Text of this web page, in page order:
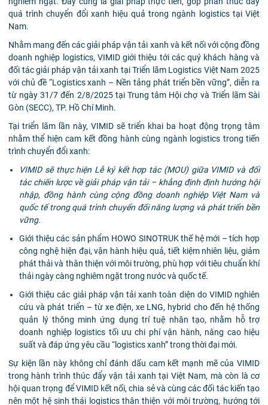
quá trình chuyển đổi xanh hiệu quả trong ngành logistics tại Việt
Nam.
Nhằm mang đến các giải pháp vận tải xanh và kết nối với cộng đồng
doanh nghiệp logistics, VIMID giới thiệu tới các quý khách hàng và
đối tác giải pháp vận tải xanh tại Triển lãm Logistics Việt Nam 2025
với chủ đề “Logistics xanh – Nền tảng phát triển bền vững”, diễn ra
từ ngày 31/7 đến 2/8/2025 tại Trung tâm Hội chợ và Triển lãm Sài
Gòn (SECC), TP. Hồ Chí Minh.
Tại triển lãm lần này, VIMID sẽ triển khai ba hoạt động trọng tâm
nhằm thể hiện cam kết đồng hành cùng ngành logistics trong tiến
trình chuyển đổi xanh:
VIMID sẽ thực hiện Lễ ký kết hợp tác (MOU) giữa VIMID và đối
tác chiến lược về giải pháp vận tải – khẳng định định hướng hội
nhập, đồng hành cùng cộng đồng doanh nghiệp Việt Nam và
quốc tế trong quá trình chuyển đổi năng lượng và phát triển bền
vững.
Giới thiệu các sản phẩm HOWO SINOTRUK thế hệ mới – tích hợp
công nghệ hiện đại, vận hành hiệu quả, tiết kiệm nhiên liệu, giảm
phát thải và thân thiện với môi trường, phù hợp với tiêu chuẩn khí
thải ngày càng nghiêm ngặt trong nước và quốc tế.
Giới thiệu các giải pháp vận tải xanh toàn diện do VIMID nghiên
cứu và phát triển – từ xe điện, xe LNG, hybrid cho đến hệ thống
quản lý thông minh ứng dụng trí tuệ nhân tạo, nhằm hỗ trợ
doanh nghiệp logistics tối ưu chi phí vận hành, nâng cao hiệu
suất và đáp ứng yêu cầu “logistics xanh” trong thời đại mới.
Sự kiện lần này không chỉ đánh dấu cam kết mạnh mẽ của VIMID
trong hành trình thúc đẩy vận tải xanh tại Việt Nam, mà còn là cơ
hội quan trọng để VIMID kết nối, chia sẻ và cùng các đối tác kiến tạo
nên một hệ sinh thái logistics thân thiện với môi trường, hướng tới